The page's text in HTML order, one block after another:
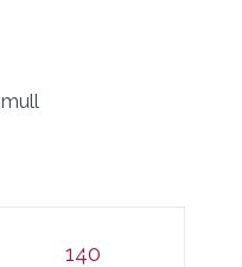
140